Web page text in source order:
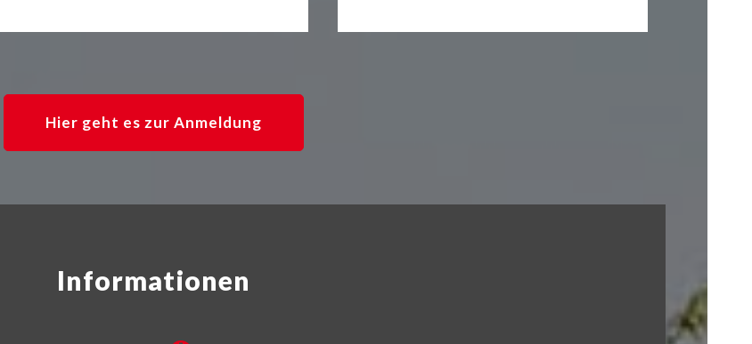
Hier geht es zur Anmeldung
Informationen